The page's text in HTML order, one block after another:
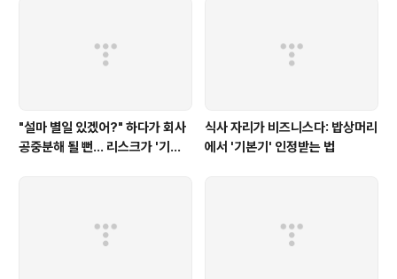
"설마 별일 있겠어?" 하다가 회사
공중분해 될 뻔... 리스크가 '기
식사 자리가 비즈니스다: 밥상머리
에서 '기본기' 인정받는 법